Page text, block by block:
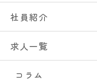
社員紹介
求人一覧
コラム